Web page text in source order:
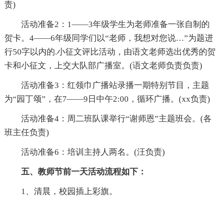
责)
活动准备2：1——3年级学生为老师准备一张自制的
贺卡。4——6年级同学们以“老师，我想对您说…”为题进
行50字以内的.小征文评比活动，由语文老师选出优秀的贺
卡和小征文，上交大队部广播室。(语文老师负责负责)
活动准备3：红领巾广播站录播一期特别节目，主题
为“园丁颂”，在7——9日中午2:00，循环广播。(xx负责)
活动准备4：周二班队课举行“谢师恩”主题班会。(各
班主任负责)
活动准备6：培训主持人两名。(汪负责)
五、教师节前一天活动流程如下：
1、清晨，校园插上彩旗。